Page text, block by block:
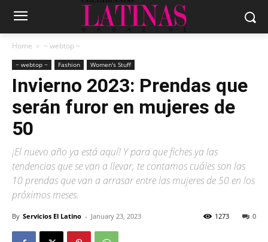
Home ~ webtop ~
~ webtop ~ Fashion Women's Stuff
Invierno 2023: Prendas que
serán furor en mujeres de
50
¡El nuevo año ya está aquí! Y para que fiches ya las
tendencias que se van a llevar, te contamos cuáles son las
10 prendas que van a arrasar entre las mujeres de 50 en los
próximos meses.
By Servicios El Latino - January 23, 2023 0
1273